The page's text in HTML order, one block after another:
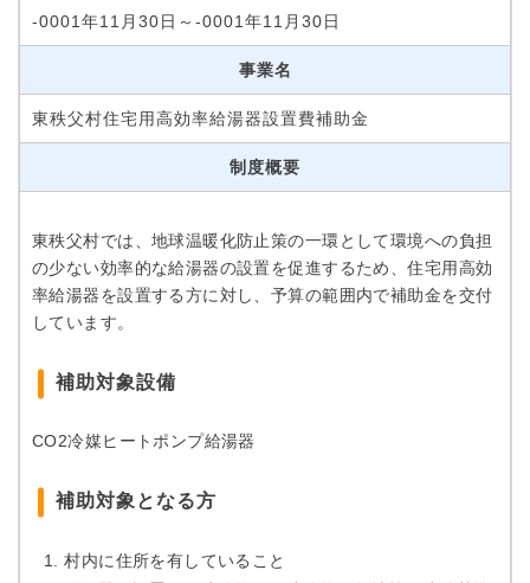
-0001年11月30日～-0001年11月30日
事業名
東秩父村住宅用高効率給湯器設置費補助金
制度概要
東秩父村では、地球温暖化防止策の一環として環境への負担
の少ない効率的な給湯器の設置を促進するため、住宅用高効
率給湯器を設置する方に対し、予算の範囲内で補助金を交付
しています。
補助対象設備
CO2冷媒ヒートポンプ給湯器
補助対象となる方
村内に住所を有していること